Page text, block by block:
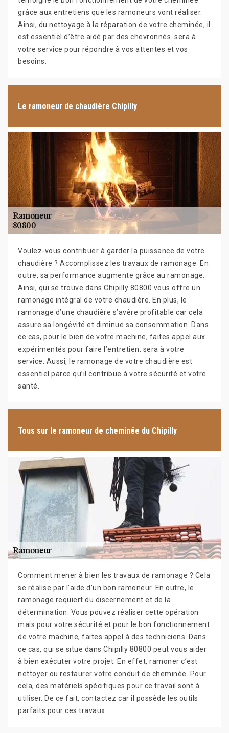
grâce aux entretiens que les ramoneurs vont réaliser.
Ainsi, du nettoyage à la réparation de votre cheminée, il
est essentiel d’être aidé par des chevronnés. sera à
votre service pour répondre à vos attentes et vos
besoins.
Le ramoneur de chaudière Chipilly
Voulez-vous contribuer à garder la puissance de votre
chaudière ? Accomplissez les travaux de ramonage. En
outre, sa performance augmente grâce au ramonage.
Ainsi, qui se trouve dans Chipilly 80800 vous offre un
ramonage intégral de votre chaudière. En plus, le
ramonage d’une chaudière s’avère profitable car cela
assure sa longévité et diminue sa consommation. Dans
ce cas, pour le bien de votre machine, faites appel aux
expérimentés pour faire l’entretien. sera à votre
service. Aussi, le ramonage de votre chaudière est
essentiel parce qu’il contribue à votre sécurité et votre
santé.
Tous sur le ramoneur de cheminée du Chipilly
Comment mener à bien les travaux de ramonage ? Cela
se réalise par l’aide d’un bon ramoneur. En outre, le
ramonage requiert du discernement et de la
détermination. Vous pouvez réaliser cette opération
mais pour votre sécurité et pour le bon fonctionnement
de votre machine, faites appel à des techniciens. Dans
ce cas, qui se situe dans Chipilly 80800 peut vous aider
à bien exécuter votre projet. En effet, ramoner c’est
nettoyer ou restaurer votre conduit de cheminée. Pour
cela, des matériels spécifiques pour ce travail sont à
utiliser. De ce fait, contactez car il possède les outils
parfaits pour ces travaux.